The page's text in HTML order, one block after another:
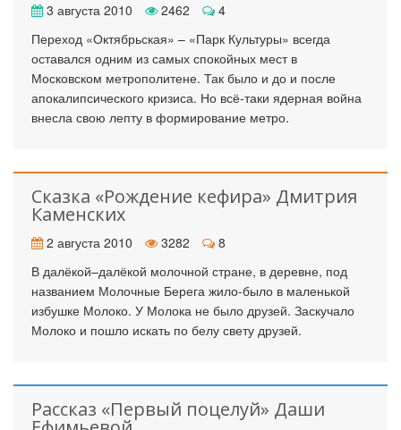
3 августа 2010 2462
4
Переход «Октябрьская» – «Парк Культуры» всегда
оставался одним из самых спокойных мест в
Московском метрополитене. Так было и до и после
апокалипсического кризиса. Но всё-таки ядерная война
внесла свою лепту в формирование метро.
Сказка «Рождение кефира» Дмитрия
Каменских
2 августа 2010 3282
8
В далёкой–далёкой молочной стране, в деревне, под
названием Молочные Берега жило-было в маленькой
избушке Молоко. У Молока не было друзей. Заскучало
Молоко и пошло искать по белу свету друзей.
Рассказ «Первый поцелуй» Даши